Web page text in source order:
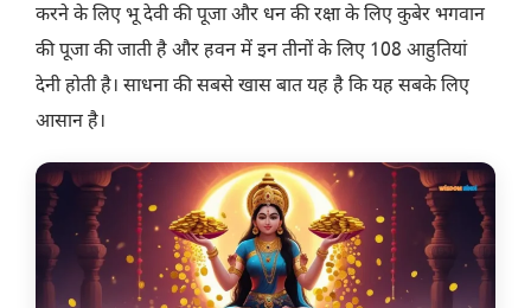
करने के लिए भू देवी की पूजा और धन की रक्षा के लिए कुबेर भगवान
की पूजा की जाती है और हवन में इन तीनों के लिए 108 आहुतियां
देनी होती है। साधना की सबसे खास बात यह है कि यह सबके लिए
आसान है।